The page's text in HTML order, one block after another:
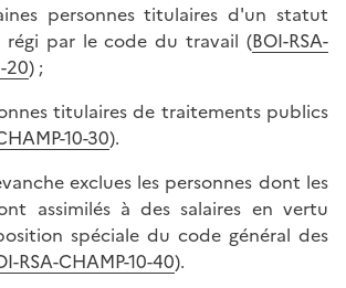
personnes titulaires d'un statut
régi par le code du travail (BOI-RSA-
20) ;
titulaires de traitements publics
10-30).
exclues les personnes dont les
assimilés à des salaires en vertu
spéciale du code général des
RSA-CHAMP-10-40).